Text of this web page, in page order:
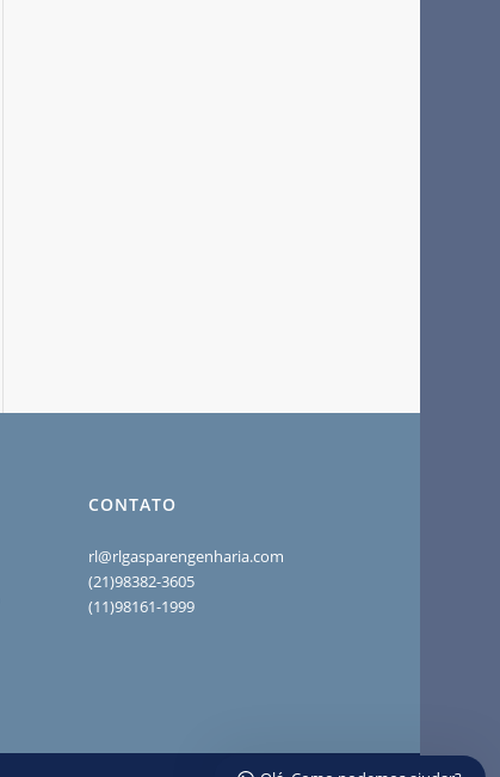
CONTATO
rl@rlgasparengenharia.com
(21)98382-3605
(11)98161-1999